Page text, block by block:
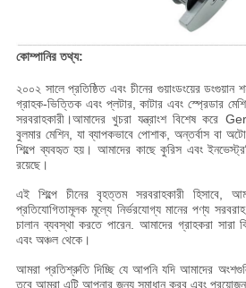
কোম্পানির তথ্য:
২০০২ সালে প্রতিষ্ঠিত এবং চীনের গুয়াংডংয়ের
গ্রাহক-ভিত্তিক এবং প্লটার, কাটার এবং স্প্রেডার
সরবরাহকারী।আমাদের খুচরা যন্ত্রাংশ বিশেষ করে
বুলমার মেশিন, যা ব্যাপকভাবে পোশাক, অন্তর্বাস বা
শিল্পে ব্যবহৃত হয়। আমাদের কাছে কুরিস এবং
রয়েছে।
এই শিল্পে চীনের বৃহত্তম সরবরাহকারী হিসাবে,
প্রতিযোগিতামূলক মূল্যে নির্ভরযোগ্য মানের পণ্য
চালান ব্যবস্থা করতে পারেন. আমাদের গ্রাহকরা
এবং অঞ্চল থেকে।
আমরা প্রতিশ্রুতি দিচ্ছি যে আপনি যদি আমাদের
তবে আমরা এটি আপনার জন্য সমাধান করব এবং প্রয়োজন